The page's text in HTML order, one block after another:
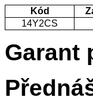
Kód
14Y2CS
Garant